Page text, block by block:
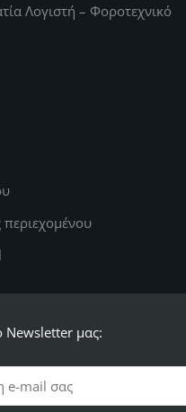
Λογιστή – Φοροτεχνικό
Newsletter μας: